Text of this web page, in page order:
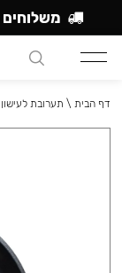
דף הבית \ תערובת לעישון
משלוחים